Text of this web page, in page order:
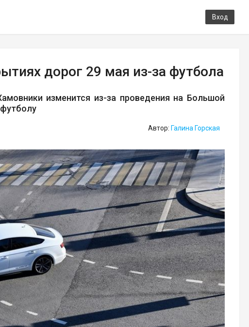
Вход
дорог 29 мая из-за футбола
изменится из-за проведения на Большой
Автор: Галина Горская